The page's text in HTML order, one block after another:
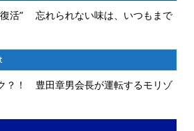
活” 忘れられない味は、いつもまで
？！ 豊田章男会長が運転するモリゾ